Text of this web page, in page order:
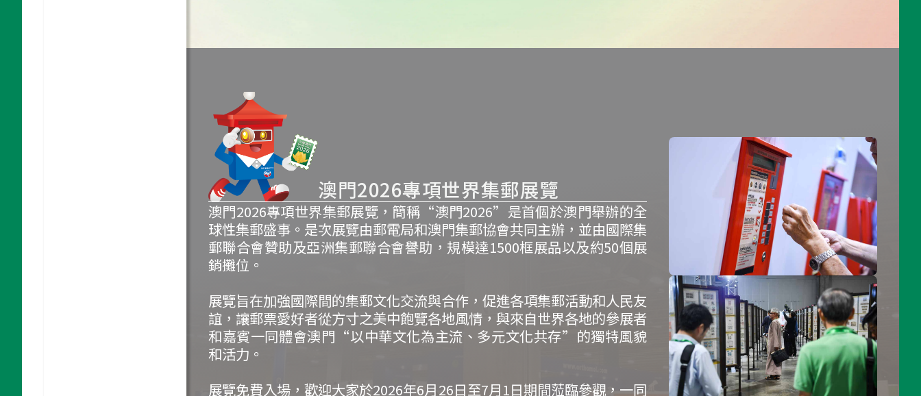
澳門2026專項世界集郵展覽
澳門2026專項世界集郵展覽，簡稱“澳門2026”是首個於澳門舉辦的全
球性集郵盛事。是次展覽由郵電局和澳門集郵協會共同主辦，並由國際集
郵聯合會贊助及亞洲集郵聯合會譽助，規模達1500框展品以及約50個展
銷攤位。
展覽旨在加強國際間的集郵文化交流與合作，促進各項集郵活動和人民友
誼，讓郵票愛好者從方寸之美中飽覽各地風情，與來自世界各地的參展者
和嘉賓一同體會澳門“以中華文化為主流、多元文化共存”的獨特風貌
和活力。
展覽免費入場，歡迎大家於2026年6月26日至7月1日期間蒞臨參觀，一同